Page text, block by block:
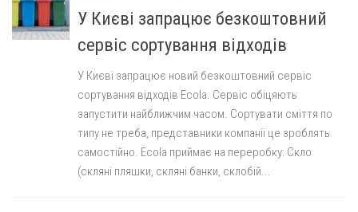
У Києві запрацює безкоштовний
сервіс сортування відходів
У Києві запрацює новий безкоштовний сервіс
сортування відходів Ecola. Сервіс обіцяють
запустити найближчим часом. Сортувати сміття по
типу не треба, представники компанії це зроблять
самостійно. Ecola приймає на переробку: Скло
(скляні пляшки, скляні банки, склобій...